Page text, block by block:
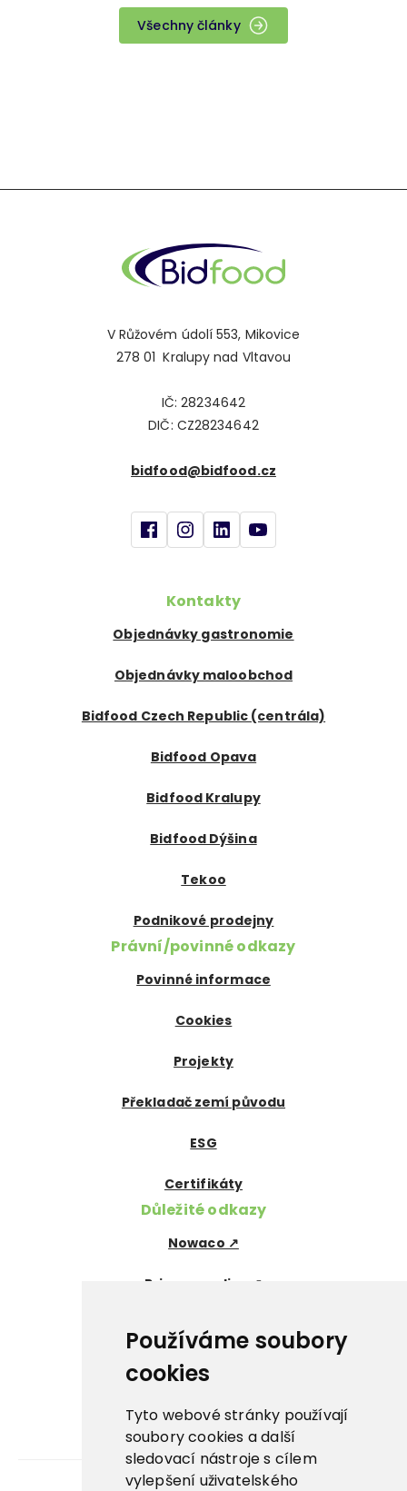
Používáme soubory
cookies
Tyto webové stránky používají
soubory cookies a další
sledovací nástroje s cílem
vylepšení uživatelského
Všechny články
V Růžovém údolí 553, Mikovice
278 01 Kralupy nad Vltavou
IČ: 28234642
DIČ: CZ28234642
bidfood@bidfood.cz
Kontakty
Objednávky gastronomie
Objednávky maloobchod
Bidfood Czech Republic (centrála)
Bidfood Opava
Bidfood Kralupy
Bidfood Dýšina
Tekoo
Podnikové prodejny
Právní/povinné odkazy
Povinné informace
Cookies
Projekty
Překladač zemí původu
ESG
Certifikáty
Důležité odkazy
Nowaco ↗
Prima zmrzlina ↗
Pegas Premium ↗
La Panna ↗
Nowaco market ↗
Banquet sous-vide ↗